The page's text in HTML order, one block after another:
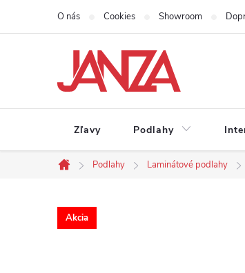
Prejsť na obsah
O nás Cookies Showroom
Zľavy Podlahy
Domov
Podlahy Laminátové podlahy
Akcia